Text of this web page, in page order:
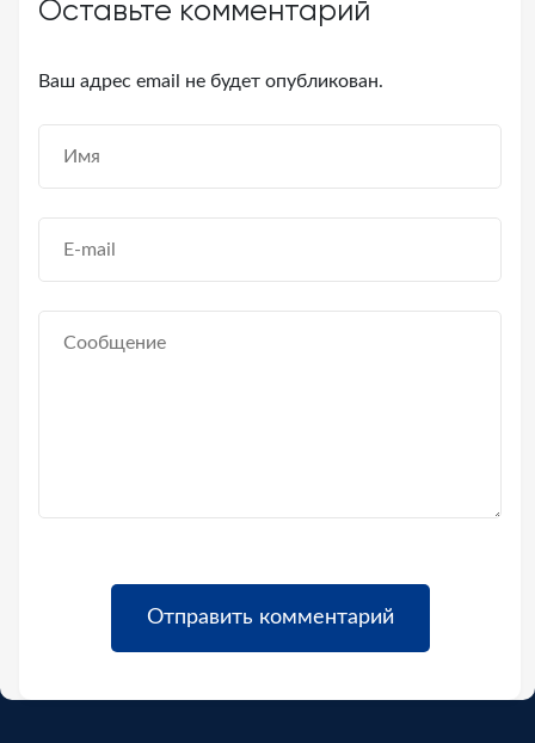
Оставьте комментарий
Ваш адрес email не будет опубликован.